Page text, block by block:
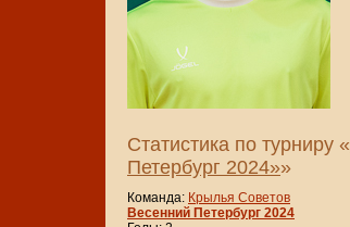
Статистика по турниру «
Петербург 2024»»
Команда: Крылья Советов
Весенний Петербург 2024